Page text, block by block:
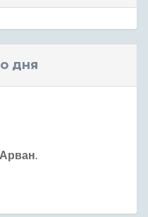
дня
Арван.